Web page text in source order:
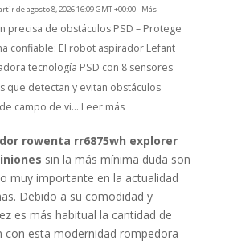
de agosto 8, 2026 16:09 GMT +00:00 - Más
precisa de obstáculos PSD – Protege
confiable: El robot aspirador Lefant
tecnología PSD con 8 sensores
que detectan y evitan obstáculos
campo de vi... Leer más
rowenta rr6875wh explorer
sin la más mínima duda son
muy importante en la actualidad
Debido a su comodidad y
es más habitual la cantidad de
con esta modernidad rompedora